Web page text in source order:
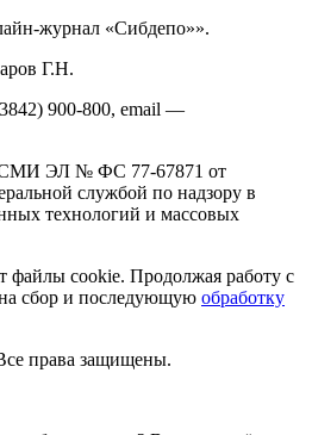
журнал «Сибдепо»».
Г.Н.
900-800, email —
СМИ ЭЛ № ФС 77-67871 от
службой по надзору в
технологий и массовых
файлы cookie. Продолжая работу с
сбор и последующую обработку
права защищены.